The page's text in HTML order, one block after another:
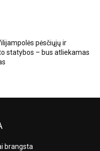
pėsčiųjų ir
statybos – bus atliekamas
brangsta